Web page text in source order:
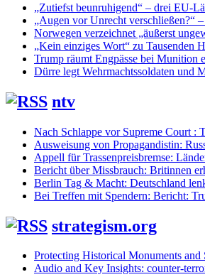
„Zutiefst beunruhigend“ – drei EU-
„Augen vor Unrecht verschließen?“
Norwegen verzeichnet „äußerst
„Kein einziges Wort“ zu Tausenden
Trump räumt Engpässe bei Munition
Dürre legt Wehrmachtssoldaten und
ntv
Nach Schlappe vor Supreme Court :
Ausweisung von Propagandistin:
Appell für Trassenpreisbremse:
Bericht über Missbrauch: Britinnen
Berlin Tag & Macht: Deutschland
Bei Treffen mit Spendern: Bericht:
strategism.org
Protecting Historical Monuments
Audio and Key Insights: counter-